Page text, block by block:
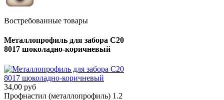
Востребованные товары
Металлопрофиль для забора С20
8017 шоколадно-коричневый
34,00 руб
Профнастил (металлопрофиль) 1.2